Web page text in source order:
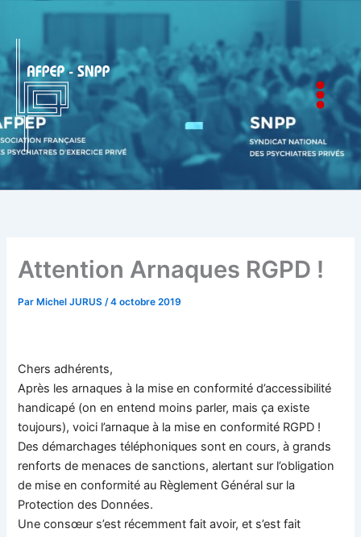
contenu
AFPEP-SNPP
Attention Arnaques RGPD !
Par Michel JURUS/4 octobre 2019
Chers adhérents,
Après les arnaques à la mise en conformité d’accessibilité
handicapé (on en entend moins parler, mais ça existe
toujours), voici l’arnaque à la mise en conformité RGPD !
Des démarchages téléphoniques sont en cours, à grands
renforts de menaces de sanctions, alertant sur l’obligation
de mise en conformité au Règlement Général sur la
Protection des Données.
Une consœur s’est récemment fait avoir, et s’est fait